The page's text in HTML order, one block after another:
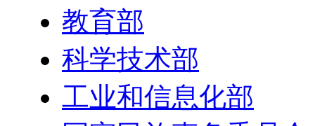
教育部
科学技术部
工业和信息化部